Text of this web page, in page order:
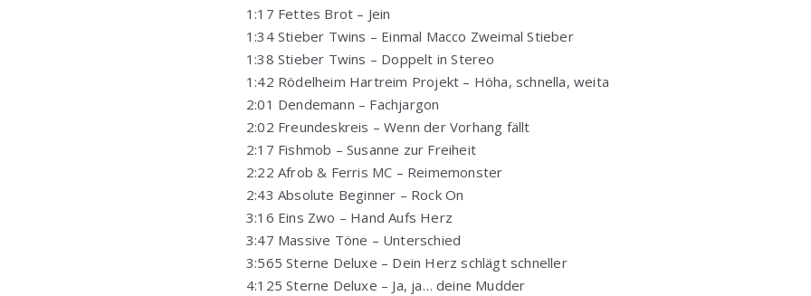
1:17 Fettes Brot – Jein
1:34 Stieber Twins – Einmal Macco Zweimal Stieber
1:38 Stieber Twins – Doppelt in Stereo
1:42 Rödelheim Hartreim Projekt – Höha, schnella, weita
2:01 Dendemann – Fachjargon
2:02 Freundeskreis – Wenn der Vorhang fällt
2:17 Fishmob – Susanne zur Freiheit
2:22 Afrob & Ferris MC – Reimemonster
2:43 Absolute Beginner – Rock On
3:16 Eins Zwo – Hand Aufs Herz
3:47 Massive Töne – Unterschied
3:565 Sterne Deluxe – Dein Herz schlägt schneller
4:125 Sterne Deluxe – Ja, ja… deine Mudder